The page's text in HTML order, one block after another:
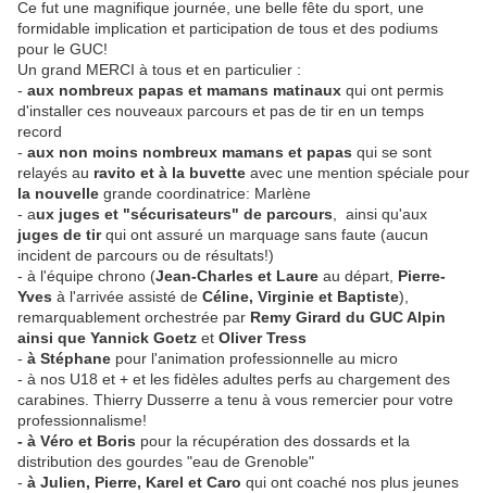
Ce fut une magnifique journée, une belle fête du sport, une
formidable implication et participation de tous et des podiums
pour le GUC!
Un grand MERCI à tous et en particulier :
- aux nombreux papas et mamans matinaux qui ont permis
d'installer ces nouveaux parcours et pas de tir en un temps
record
- aux non moins nombreux mamans et papas qui se sont
relayés au ravito et à la buvette avec une mention spéciale pour
la nouvelle grande coordinatrice: Marlène
- aux juges et "sécurisateurs" de parcours , ainsi qu'aux
juges de tirqui ont assuré un marquage sans faute (aucun
incident de parcours ou de résultats!)
- à l'équipe chrono (Jean-Charles et Laure au départ, Pierre-
Yves à l'arrivée assisté de Céline, Virginie et Baptiste),
remarquablement orchestrée par Remy Girard du GUC Alpin
ainsi que Yannick Goetz et Oliver Tress
- à Stéphane pour l'animation professionnelle au micro
- à nos U18 et + et les fidèles adultes perfs au chargement des
carabines. Thierry Dusserre a tenu à vous remercier pour votre
professionnalisme!
- à Véro et Boris pour la récupération des dossards et la
distribution des gourdes "eau de Grenoble"
- à Julien, Pierre, Karel et Caro qui ont coaché nos plus jeunes